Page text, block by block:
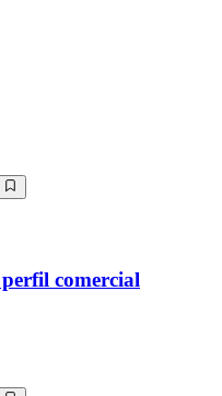
comercial